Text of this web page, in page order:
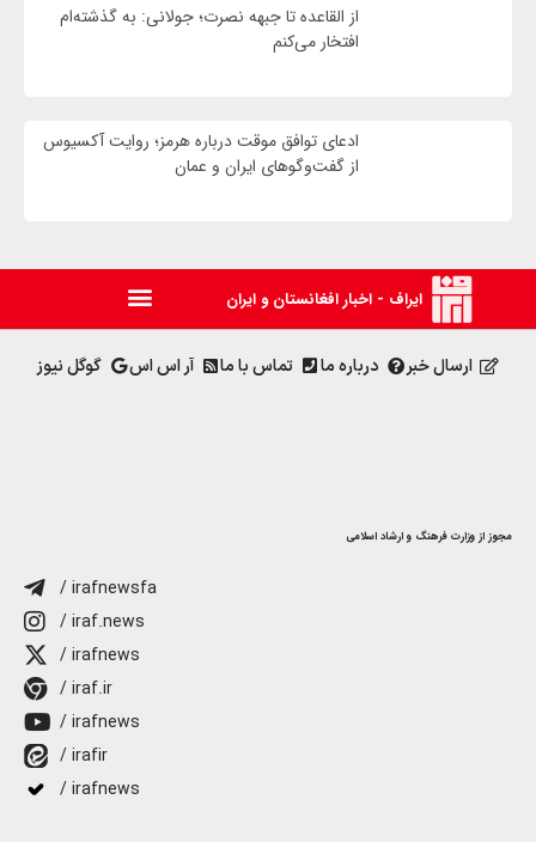
از القاعده تا جبهه نصرت؛ جولانی: به گذشته‌ام
افتخار می‌کنم
ادعای توافق موقت درباره هرمز؛ روایت آکسیوس
از گفت‌وگوهای ایران و عمان
ایراف - اخبار افغانستان و ایران
ارسال خبر درباره ما تماس با ما آر اس اس گوگل نیوز
مجوز از وزارت فرهنگ و ارشاد اسلامی
/ irafnewsfa
/ iraf.news
/ irafnews
/ iraf.ir
/ irafnews
/ irafir
/ irafnews